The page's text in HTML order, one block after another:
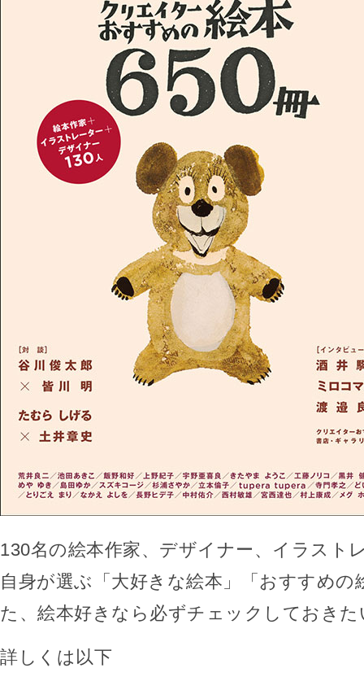
130名の絵本作家、デザイナー、イラスト
自身が選ぶ「大好きな絵本」「おすすめの
た、絵本好きなら必ずチェックしておき
詳しくは以下